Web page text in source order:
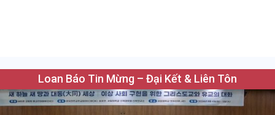
Loan Báo Tin Mừng – Đại Kết & Liên Tôn